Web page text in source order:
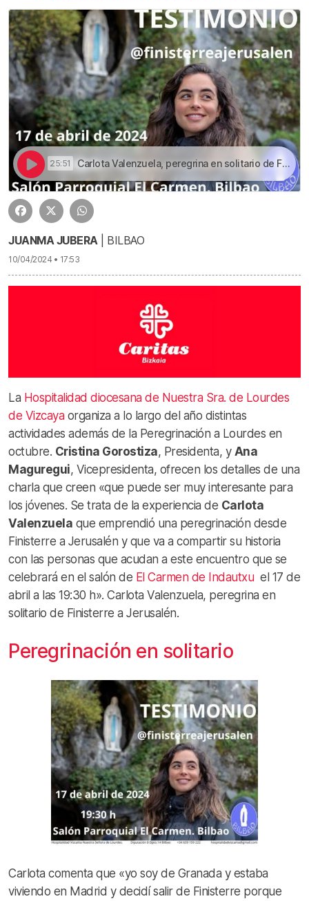
25:51 Carlota Valenzuela, peregrina en solitario de Finisterre a Jerusalén | Carlota Valenzuela, peregrina en solitario de Finisterre a Jerusalén
JUANMA JUBERA| BILBAO
10/04/2024 • 17:53
La Hospitalidad diocesana de Nuestra Sra. de Lourdes
de Vizcayaorganiza a lo largo del año distintas
actividades además de la Peregrinación a Lourdes en
octubre. Cristina Gorostiza, Presidenta, y Ana
Maguregui, Vicepresidenta, ofrecen los detalles de una
charla que creen «que puede ser muy interesante para
los jóvenes. Se trata de la experiencia de Carlota
Valenzuela que emprendió una peregrinación desde
Finisterre a Jerusalén y que va a compartir su historia
con las personas que acudan a este encuentro que se
celebrará en el salón de El Carmen de Indautxu el 17 de
abril a las 19:30 h». Carlota Valenzuela, peregrina en
solitario de Finisterre a Jerusalén.
Peregrinación en solitario
Carlota comenta que «yo soy de Granada y estaba
viviendo en Madrid y decidí salir de Finisterre porque